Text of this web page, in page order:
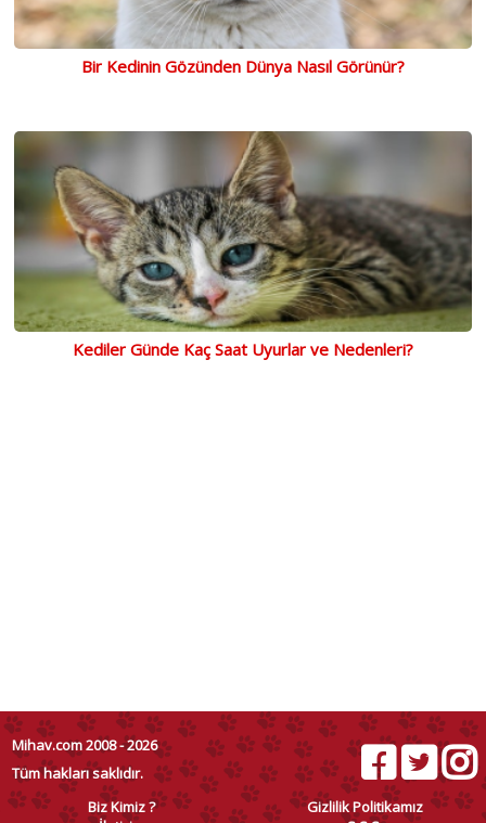
Bir Kedinin Gözünden Dünya Nasıl Görünür?
Kediler Günde Kaç Saat Uyurlar ve Nedenleri?
Mihav.com 2008 - 2026
Tüm hakları saklıdır.
Biz Kimiz ?
Gizlilik Politikamız